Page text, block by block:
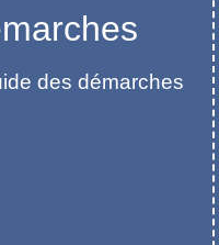
des démarches